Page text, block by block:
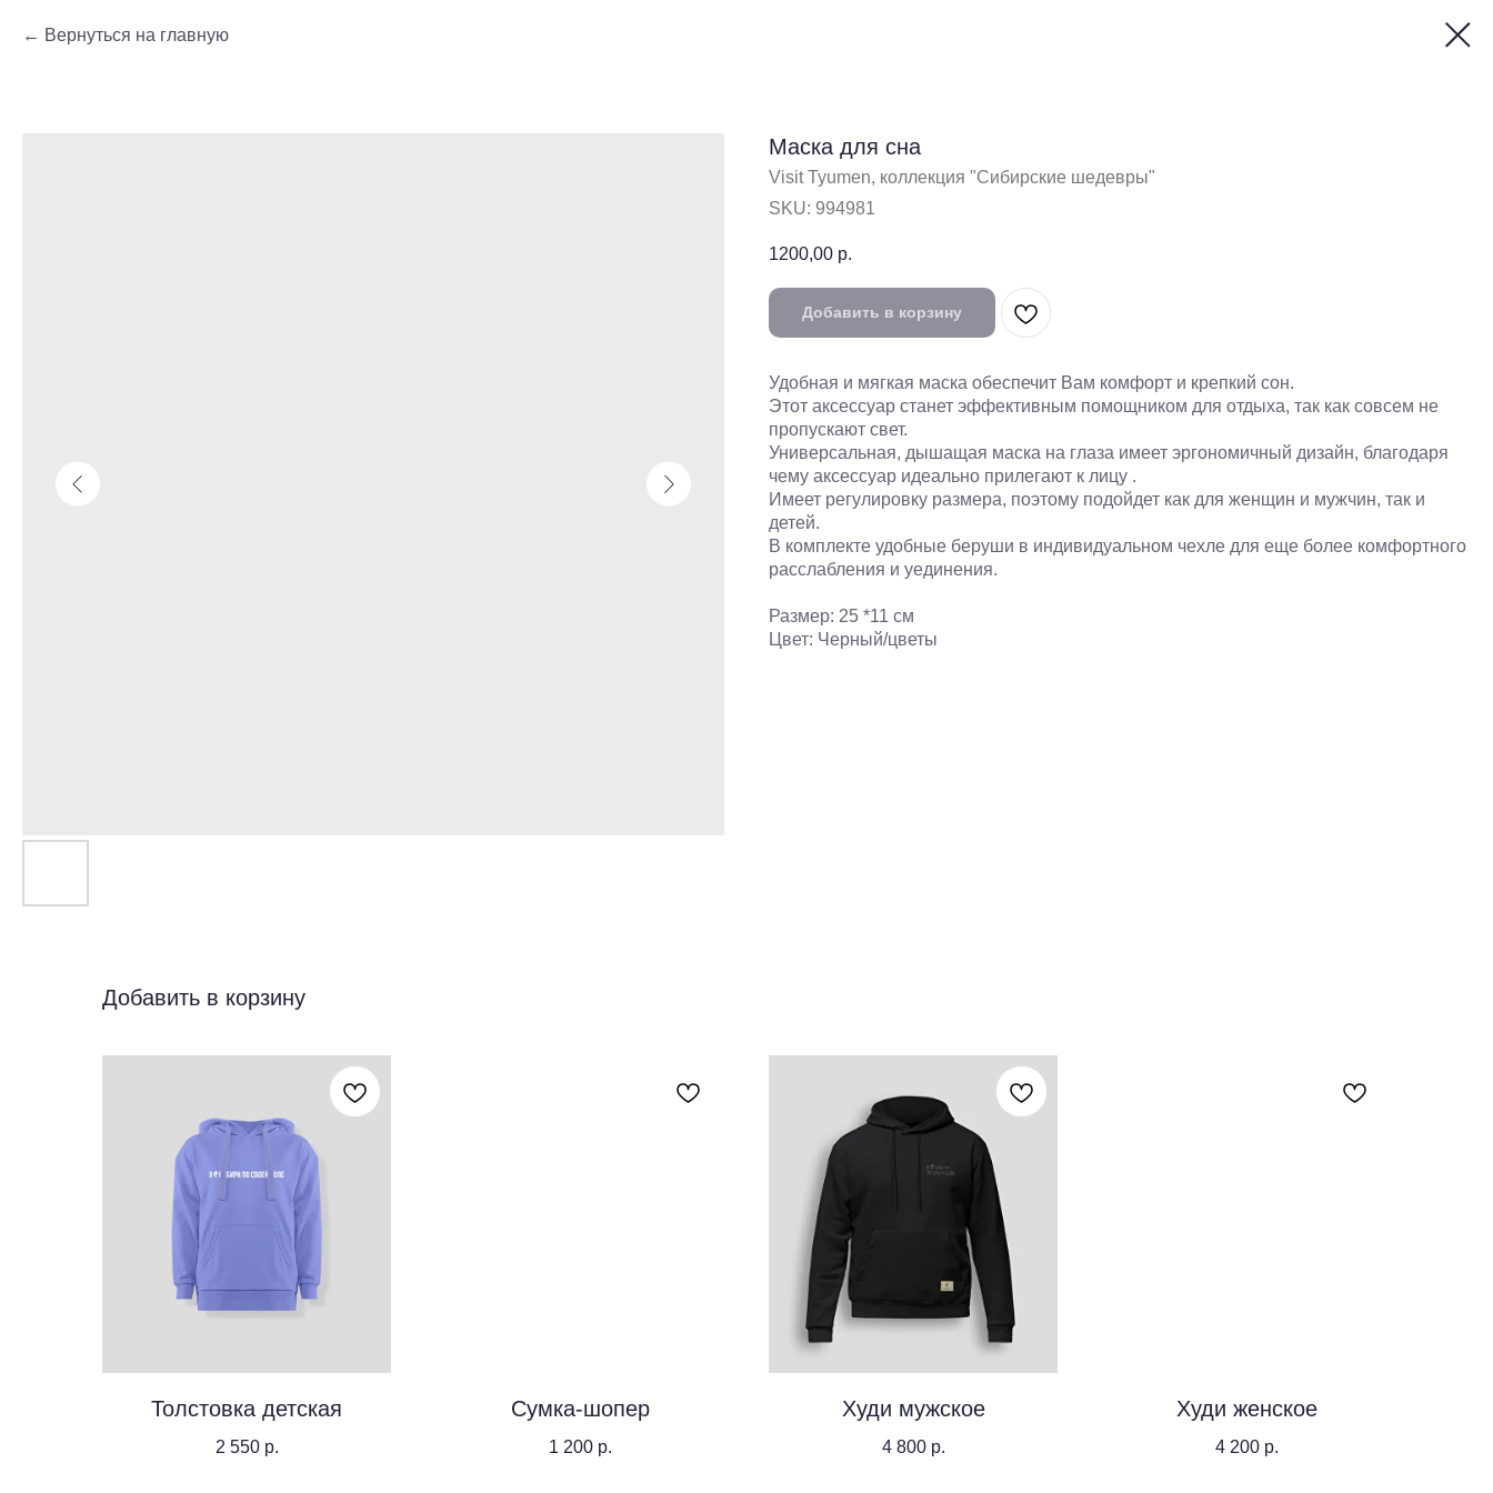
Вернуться на главную
Маска для сна
Visit Tyumen, коллекция "Сибирские шедевры"
SKU: 994981
1200,00 р.
Добавить в корзину
Удобная и мягкая маска обеспечит Вам комфорт и крепкий сон.
Этот аксессуар станет эффективным помощником для отдыха, так как совсем не
пропускают свет.
Универсальная, дышащая маска на глаза имеет эргономичный дизайн, благодаря
чему аксессуар идеально прилегают к лицу .
Имеет регулировку размера, поэтому подойдет как для женщин и мужчин, так и
детей.
В комплекте удобные беруши в индивидуальном чехле для еще более комфортного
расслабления и уединения.
Размер: 25 *11 см
Цвет: Черный/цветы
Добавить в корзину
Толстовка детская
2 550 р.
Сумка-шопер
1 200 р.
Худи мужское
4 800 р.
Худи женское
4 200 р.